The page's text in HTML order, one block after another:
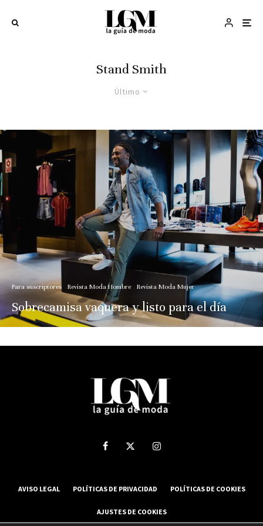
Stand Smith
Último
Para suscriptores Revista Moda Hombre Revista Moda Mujer
Sobrecamisa vaquera y listo para el día
AVISO LEGAL POLÍTICAS DE PRIVACIDAD POLÍTICAS DE COOKIES
AJUSTES DE COOKIES